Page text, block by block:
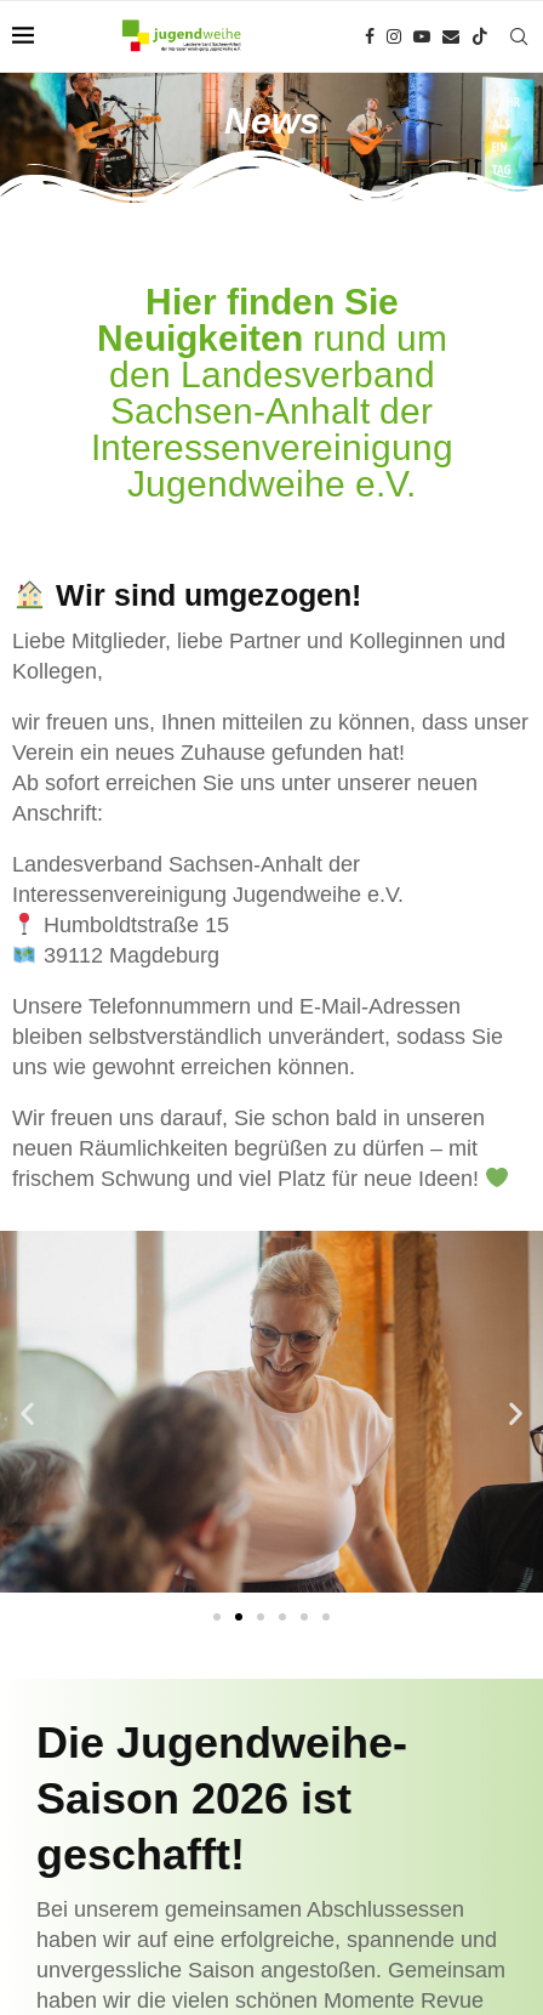
News
Hier finden Sie
Neuigkeiten rund um
den Landesverband
Sachsen-Anhalt der
Interessenvereinigung
Jugendweihe e.V.
Wir sind umgezogen!
Liebe Mitglieder, liebe Partner und Kolleginnen und
Kollegen,
wir freuen uns, Ihnen mitteilen zu können, dass unser
Verein ein neues Zuhause gefunden hat!
Ab sofort erreichen Sie uns unter unserer neuen
Anschrift:
Landesverband Sachsen-Anhalt der
Interessenvereinigung Jugendweihe e.V.
Humboldtstraße 15
39112 Magdeburg
Unsere Telefonnummern und E-Mail-Adressen
bleiben selbstverständlich unverändert, sodass Sie
uns wie gewohnt erreichen können.
Wir freuen uns darauf, Sie schon bald in unseren
neuen Räumlichkeiten begrüßen zu dürfen – mit
frischem Schwung und viel Platz für neue Ideen!
Die Jugendweihe-
Saison 2026 ist
geschafft!
Bei unserem gemeinsamen Abschlussessen
haben wir auf eine erfolgreiche, spannende und
unvergessliche Saison angestoßen. Gemeinsam
haben wir die vielen schönen Momente Revue